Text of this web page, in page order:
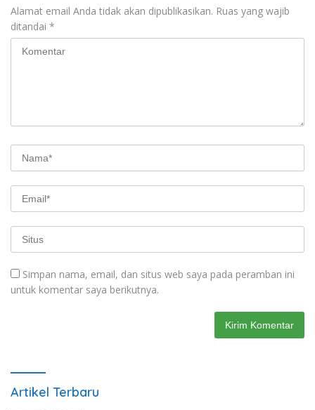
Alamat email Anda tidak akan dipublikasikan. Ruas yang wajib
ditandai *
Simpan nama, email, dan situs web saya pada peramban ini
untuk komentar saya berikutnya.
Artikel Terbaru